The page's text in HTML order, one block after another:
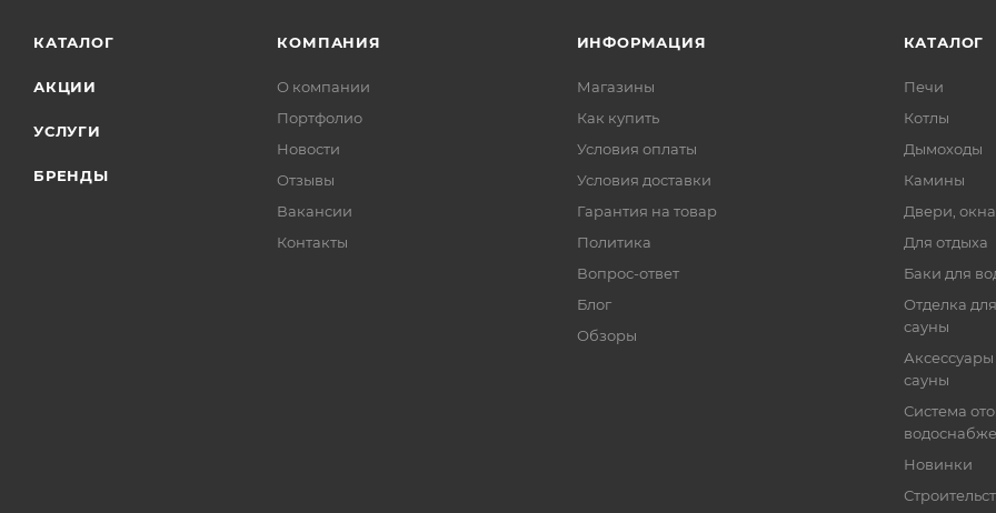
КАТАЛОГ
АКЦИИ
УСЛУГИ
БРЕНДЫ
КОМПАНИЯ
О компании
Портфолио
Новости
Отзывы
Вакансии
Контакты
ИНФОРМАЦИЯ
Магазины
Как купить
Условия оплаты
Условия доставки
Гарантия на товар
Политика
Вопрос-ответ
Блог
Обзоры
КАТАЛОГ
Печи
Котлы
Дымоходы
Камины
Двери,
Для отдыха
Баки для
Отделка
сауны
сауны
Система
Новинки